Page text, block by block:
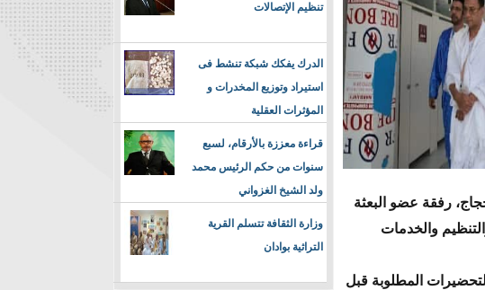
رفقة عضو البعثة
والخدمات
المطلوبة قبل
تنظيم الإتصالات
الدرك يفكك شبكة تنشط فى
استيراد وتوزيع المخدرات و
المؤثرات العقلية
قراءة معززة بالأرقام، لسبع
سنوات من حكم الرئيس محمد
ولد الشيخ الغزواني
وزارة الثقافة تتسلم القرية
التراثية بوادان